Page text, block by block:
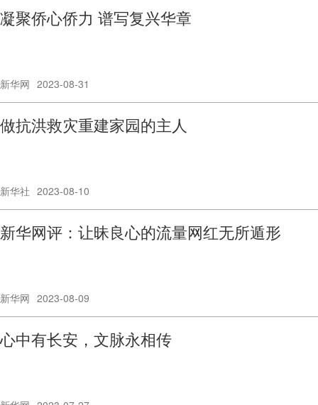
凝聚侨心侨力 谱写复兴华章
新华网 2023-08-31
做抗洪救灾重建家园的主人
新华社 2023-08-10
新华网评：让昧良心的流量网红无所遁形
新华网 2023-08-09
心中有长安，文脉永相传